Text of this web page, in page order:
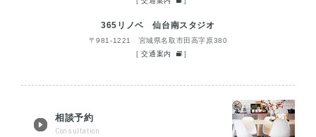
365リノベ 仙台南スタジオ
〒981-1221 宮城県名取市田高字原380
[交通案内 ]
相談予約
Consultation